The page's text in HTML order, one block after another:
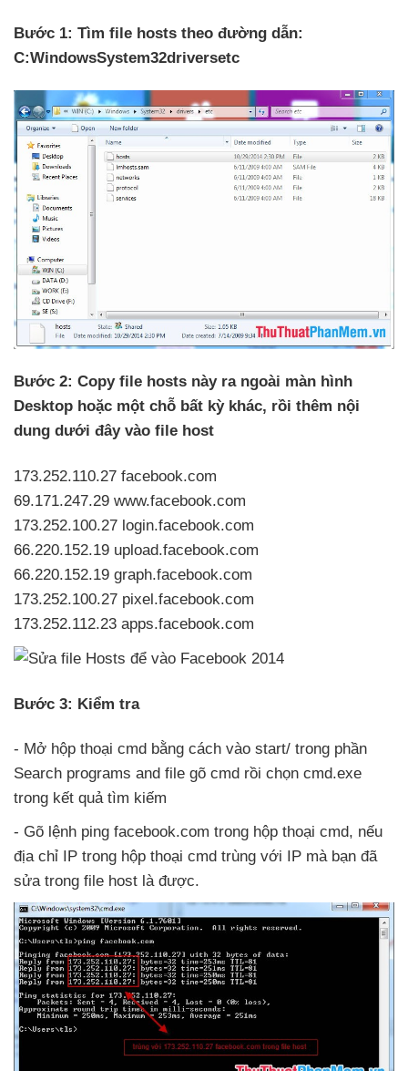
Bước 1: Tìm file hosts theo đường dẫn:
C:WindowsSystem32driversetc
Bước 2: Copy file hosts này ra ngoài màn hình
Desktop hoặc một chỗ bất kỳ khác, rồi thêm nội
dung dưới đây vào file host
173.252.110.27 facebook.com
69.171.247.29 www.facebook.com
173.252.100.27 login.facebook.com
66.220.152.19 upload.facebook.com
66.220.152.19 graph.facebook.com
173.252.100.27 pixel.facebook.com
173.252.112.23 apps.facebook.com
Bước 3: Kiểm tra
- Mở hộp thoại cmd bằng cách vào start/ trong phần
Search programs and file gõ cmd rồi chọn cmd.exe
trong kết quả tìm kiếm
- Gõ lệnh ping facebook.com trong hộp thoại cmd, nếu
địa chỉ IP trong hộp thoại cmd trùng với IP mà bạn đã
sửa trong file host là được.